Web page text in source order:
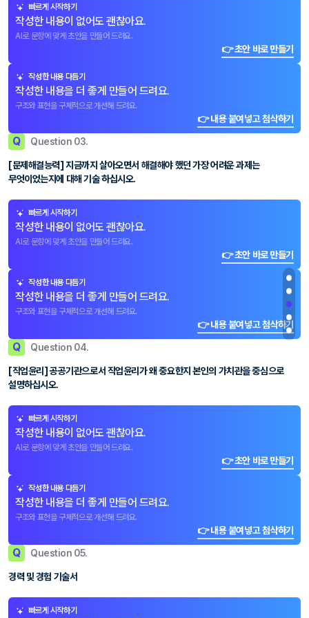
빠르게 시작하기
작성한 내용이 없어도 괜찮아요.
AI로 문항에 맞게 초안을 만들어 드려요.
👉 초안 바로 만들기
작성한 내용 다듬기
작성한 내용을 더 좋게 만들어 드려요.
구조와 표현을 구체적으로 개선해 드려요.
👉 내용 붙여넣고 첨삭하기
Q Question 03.
[문제해결능력] 지금까지 살아오면서 해결해야 했던 가장 어려운 과제는
무엇이었는지에 대해 기술 하십시오.
빠르게 시작하기
작성한 내용이 없어도 괜찮아요.
AI로 문항에 맞게 초안을 만들어 드려요.
👉 초안 바로 만들기
작성한 내용 다듬기
작성한 내용을 더 좋게 만들어 드려요.
구조와 표현을 구체적으로 개선해 드려요.
👉 내용 붙여넣고 첨삭하기
Q Question 04.
[직업윤리] 공공기관으로서 직업윤리가 왜 중요한지 본인의 가치관을 중심으로
설명하십시오.
빠르게 시작하기
작성한 내용이 없어도 괜찮아요.
AI로 문항에 맞게 초안을 만들어 드려요.
👉 초안 바로 만들기
작성한 내용 다듬기
작성한 내용을 더 좋게 만들어 드려요.
구조와 표현을 구체적으로 개선해 드려요.
👉 내용 붙여넣고 첨삭하기
Q Question 05.
경력 및 경험 기술서
빠르게 시작하기